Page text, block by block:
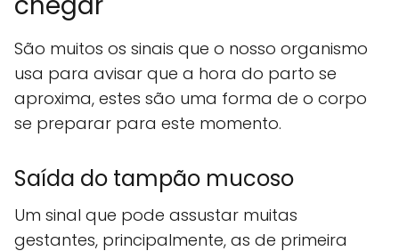
São muitos os sinais que o nosso organismo
usa para avisar que a hora do parto se
aproxima, estes são uma forma de o corpo
se preparar para este momento.
Saída do tampão mucoso
Um sinal que pode assustar muitas
gestantes, principalmente, as de primeira